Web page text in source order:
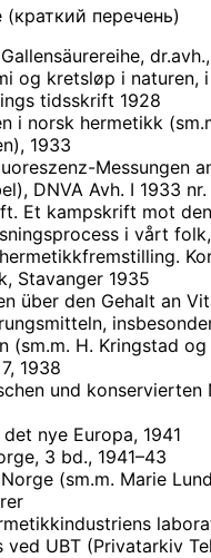
перечень)
og kretsløp i naturen,
tidsskrift 1928
i norsk hermetikk
1933
Messungen
DNVA Avh. I 1933
Et kampskrift mot
i vårt
Stavanger 1935
über den Gehalt an
(sm.m. H. Kringstad og
1938
und konservierten
nye Europa, 1941
3 bd., 1941–43
(sm.m. Marie
ved UBT (Privatarkiv